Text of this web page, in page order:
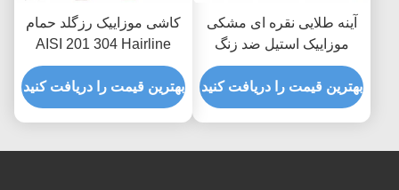
آینه طلایی نقره ای مشکی
موزاییک استیل ضد زنگ
کاشی سه بعدی شش گوش
ضد زنگ AISI
بهترین قیمت را دریافت کنید
کاشی موزاییک رزگلد حمام
AISI 201 304 Hairline
Finished
بهترین قیمت را دریافت کنید